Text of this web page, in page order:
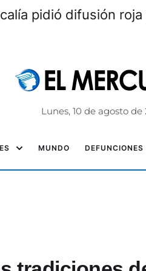
pidió difusión
Lunes, 10 de agosto de
MUNDO DEFUNCIONES